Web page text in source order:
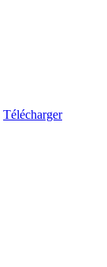
Télécharger